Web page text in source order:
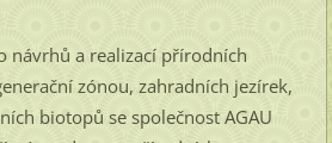
návrhů a realizací přírodních
zónou, zahradních jezírek,
biotopů se společnost AGAU